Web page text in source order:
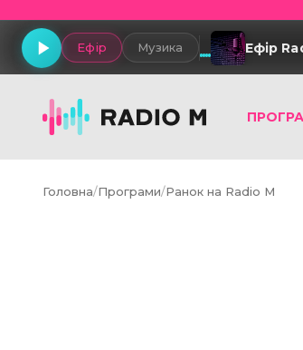
Ефір Музика Ефір
Головна/Програми/Ранок на Radio M